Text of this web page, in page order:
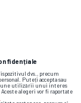
dvs., precum
Puteți accepta sau
utilizării unui interes
alegeri vor fi raportate